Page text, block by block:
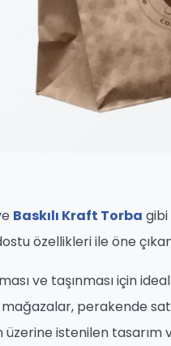
Baskılı Kraft Torba
özellikleri ile öne
ve taşınması için
perakende
istenilen tasarım